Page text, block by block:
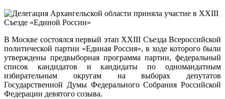
В Москве состоялся первый этап XXIII Съезда Всероссийской
политической партии «Единая Россия», в ходе которого были
утверждены предвыборная программа партии, федеральный
список кандидатов и кандидаты по одномандатным
избирательным округам на выборах депутатов
Государственной Думы Федерального Собрания Российской
Федерации девятого созыва.